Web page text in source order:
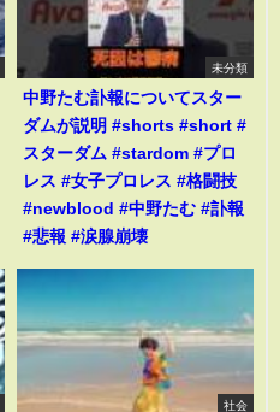
未分類
中野たむ訃報についてスター
ダムが説明 #shorts #short #
スターダム #stardom #プロ
レス #女子プロレス #格闘技
#newblood #中野たむ #訃報
#悲報 #涙腺崩壊
社会